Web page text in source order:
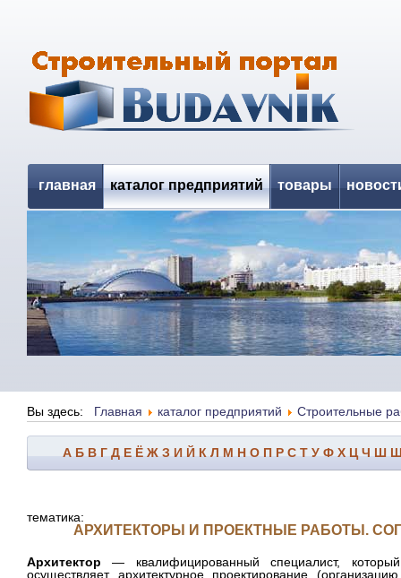
главная каталог предприятий товары
Вы здесь: Главная каталог предприятий Строительные
А Б В Г Д Е Ё Ж З И Й К Л М Н О П Р С Т У Ф Х Ц Ч Ш
тематика:
АРХИТЕКТОРЫ И ПРОЕКТНЫЕ РАБОТЫ.
Архитектор — квалифицированный специалист,
осуществляет архитектурное проектирование